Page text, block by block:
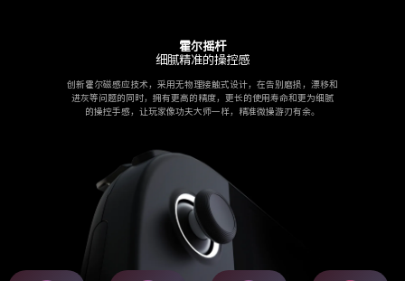
霍尔摇杆
细腻精准的操控感
创新霍尔磁感应技术，采用无物理接触式设计，在告别磨损，漂移和
进灰等问题的同时，拥有更高的精度，更长的使用寿命和更为细腻
的操控手感，让玩家像功夫大师一样，精准微操游刃有余。